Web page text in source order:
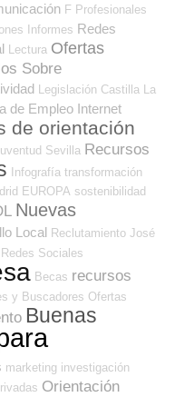
F Profesionales
Informes Redes
Lectura Ofertas
Sobre
Legislación Castilla La
de Empleo Internet
de orientación
Sevilla Recursos
Infografía transformación
EUROPA sostenibilidad
Nuevas
Local Reclutamiento José
Redes Sociales
Becas recursos
y Buscadores Ofertas
Buenas
marketing investigación
Orientación